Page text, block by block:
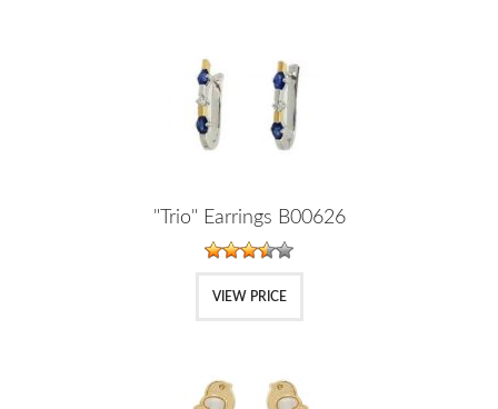
"Trio" Earrings B00626
VIEW PRICE